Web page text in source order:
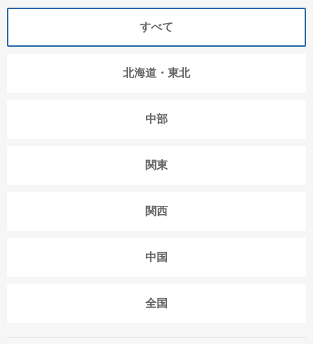
すべて
北海道・東北
中部
関東
関西
中国
全国